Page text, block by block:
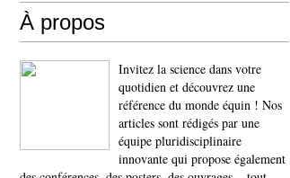
À propos
Invitez la science dans votre
quotidien et découvrez une
référence du monde équin ! Nos
articles sont rédigés par une
équipe pluridisciplinaire
innovante qui propose également